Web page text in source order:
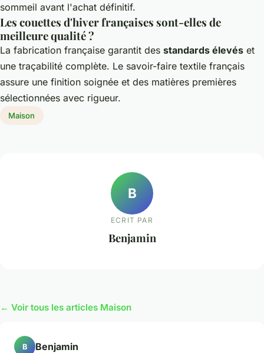
sommeil avant l'achat définitif.
Les couettes d'hiver françaises sont-elles de
meilleure qualité ?
La fabrication française garantit des standards élevés et
une traçabilité complète. Le savoir-faire textile français
assure une finition soignée et des matières premières
sélectionnées avec rigueur.
Maison
B
ECRIT PAR
Benjamin
← Voir tous les articles Maison
B Benjamin